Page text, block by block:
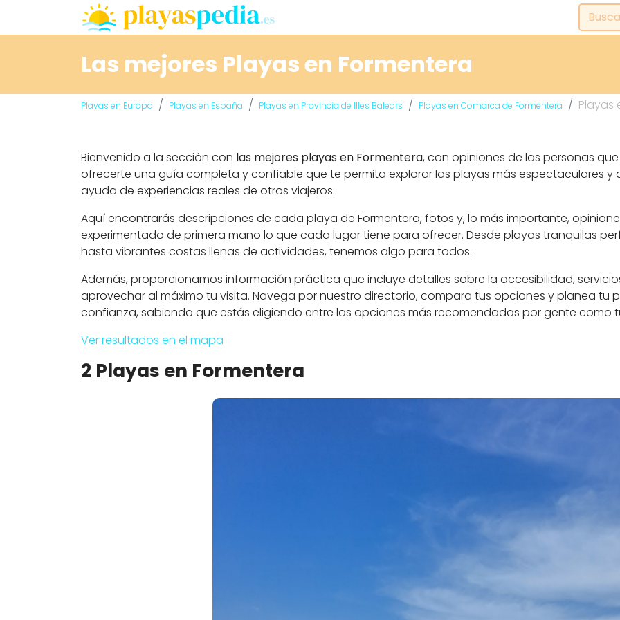
Las mejores Playas en Formentera
Playas en Europa Playas en España Playas en Provincia de Illes Balears Playas en Comarca de Formentera Playas
Bienvenido a la sección con las mejores playas en Formentera, con opiniones de las personas
ofrecerte una guía completa y confiable que te permita explorar las playas más espectaculares y
ayuda de experiencias reales de otros viajeros.
Aquí encontrarás descripciones de cada playa de Formentera, fotos y, lo más importante,
experimentado de primera mano lo que cada lugar tiene para ofrecer. Desde playas tranquilas
hasta vibrantes costas llenas de actividades, tenemos algo para todos.
Además, proporcionamos información práctica que incluye detalles sobre la accesibilidad,
aprovechar al máximo tu visita. Navega por nuestro directorio, compara tus opciones y planea tu
confianza, sabiendo que estás eligiendo entre las opciones más recomendadas por gente como
Ver resultados en el mapa
2 Playas en Formentera